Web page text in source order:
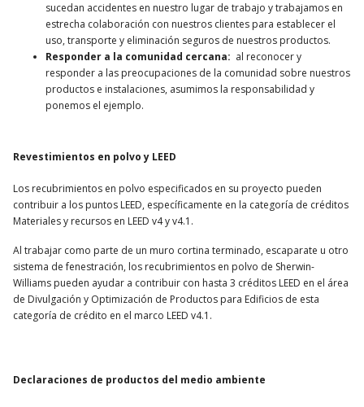
sucedan accidentes en nuestro lugar de trabajo y trabajamos en
estrecha colaboración con nuestros clientes para establecer el
uso, transporte y eliminación seguros de nuestros productos.
Responder a la comunidad cercana: al reconocer y
responder a las preocupaciones de la comunidad sobre nuestros
productos e instalaciones, asumimos la responsabilidad y
ponemos el ejemplo.
Revestimientos en polvo y LEED
Los recubrimientos en polvo especificados en su proyecto pueden
contribuir a los puntos LEED, específicamente en la categoría de créditos
Materiales y recursos en LEED v4 y v4.1.
Al trabajar como parte de un muro cortina terminado, escaparate u otro
sistema de fenestración, los recubrimientos en polvo de Sherwin-
Williams pueden ayudar a contribuir con hasta 3 créditos LEED en el área
de Divulgación y Optimización de Productos para Edificios de esta
categoría de crédito en el marco LEED v4.1.
Declaraciones de productos del medio ambiente